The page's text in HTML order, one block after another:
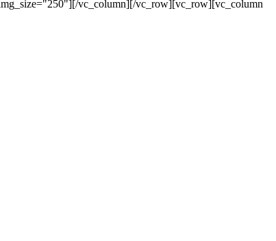
vc_column][/vc_row][vc_row][vc_column